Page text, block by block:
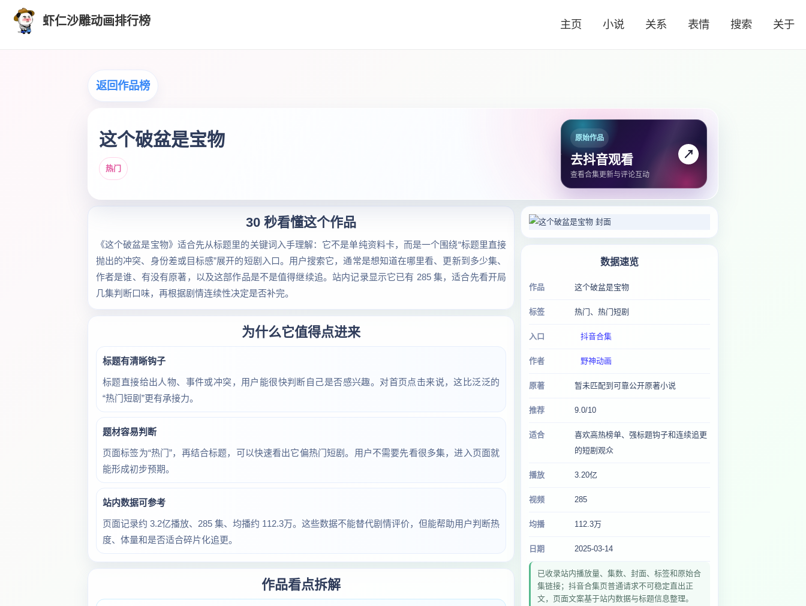
虾仁沙雕动画排行榜 主页 小说 关系 表情 搜索 关于
返回作品榜
这个破盆是宝物
热门
原始作品
去抖音观看
查看合集更新与评论互动
↗
30 秒看懂这个作品
《这个破盆是宝物》适合先从标题里的关键词入手理解：它不是单纯资料卡，而是一个围绕“标题里直接
抛出的冲突、身份差或目标感”展开的短剧入口。用户搜索它，通常是想知道在哪里看、更新到多少集、
作者是谁、有没有原著，以及这部作品是不是值得继续追。站内记录显示它已有 285 集，适合先看开局
几集判断口味，再根据剧情连续性决定是否补完。
为什么它值得点进来
标题有清晰钩子
标题直接给出人物、事件或冲突，用户能很快判断自己是否感兴趣。对首页点击来说，这比泛泛的
“热门短剧”更有承接力。
题材容易判断
页面标签为“热门”，再结合标题，可以快速看出它偏热门短剧。用户不需要先看很多集，进入页面就
能形成初步预期。
站内数据可参考
页面记录约 3.2亿播放、285 集、均播约 112.3万。这些数据不能替代剧情评价，但能帮助用户判断热
度、体量和是否适合碎片化追更。
作品看点拆解
数据速览
作品 这个破盆是宝物
标签 热门、热门短剧
入口 抖音合集
作者 野神动画
原著 暂未匹配到可靠公开原著小说
推荐 9.0/10
适合
喜欢高热榜单、强标题钩子和连续追更
的短剧观众
播放 3.20亿
视频 285
均播 112.3万
日期 2025-03-14
已收录站内播放量、集数、封面、标签和原始合
集链接；抖音合集页普通请求不可稳定直出正
文，页面文案基于站内数据与标题信息整理。